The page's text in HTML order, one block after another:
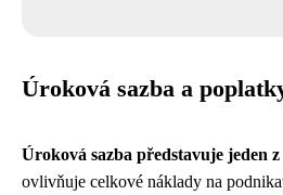
Úroková sazba a
Úroková sazba představuje jeden
ovlivňuje celkové náklady na